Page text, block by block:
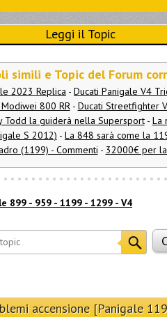
Leggi il Topic
simili e Topic del Forum
2023 Replica - Ducati Panigale V4
800 RR- Ducati Streetfighter
Todd la guiderà nella Supersport- La
S 2012) - La 848 sarà come la
(1199) - Commenti - 32000€ per
899 - 959 - 1199 - 1299 - V4
accensione [Panigale